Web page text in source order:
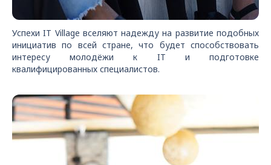
Успехи IT Village вселяют надежду на развитие подобных
инициатив по всей стране, что будет способствовать
интересу молодёжи к IT и подготовке
квалифицированных специалистов.